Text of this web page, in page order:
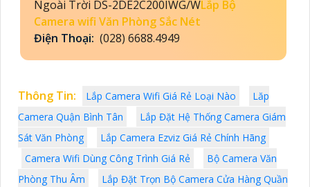
Ngoài Trời DS-2DE2C200IWG/WLắp Bộ
Camera wifi Văn Phòng Sắc Nét
Điện Thoại: (028) 6688.4949
Thông Tin: Lắp Camera Wifi Giá Rẻ Loại Nào
Lăp
Camera Quận Bình Tân
Lắp Đặt Hệ Thống Camera Giám
Sát Văn Phòng
Lắp Camera Ezviz Giá Rẻ Chính Hãng
Camera Wifi Dùng Công Trình Giá Rẻ
Bộ Camera Văn
Phòng Thu Âm
Lắp Đặt Trọn Bộ Camera Cửa Hàng Quần